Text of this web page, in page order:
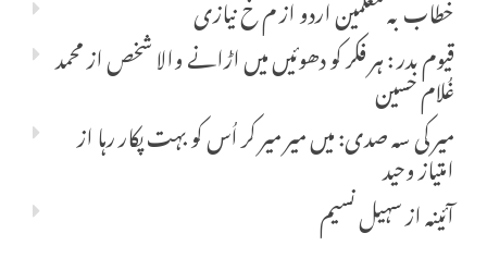
قیوم بدر : ہر فکر کو دھوئیں میں اڑانے والا شخصازمحمد
غُلام حسین
میر کی سہ صدی: میں میر میر کر اُس کو بہت پکار رہااز
امتیاز وحید
آئینہازسہیل نسیم